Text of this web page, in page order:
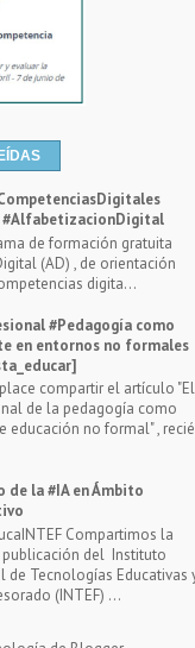
#AlfabetizacionDigital
de formación gratuita
(AD) , de orientación
digita...
#Pedagogía como
en entornos no formales
compartir el artículo "El
de la pedagogía como
educación no formal" ,
de la #IA en Ámbito
Compartimos la
publicación del Instituto
de Tecnologías Educativas
(INTEF) ...